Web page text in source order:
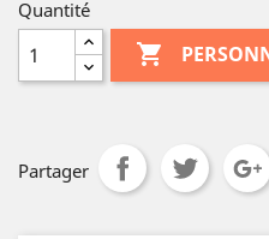
Quantité

Partager